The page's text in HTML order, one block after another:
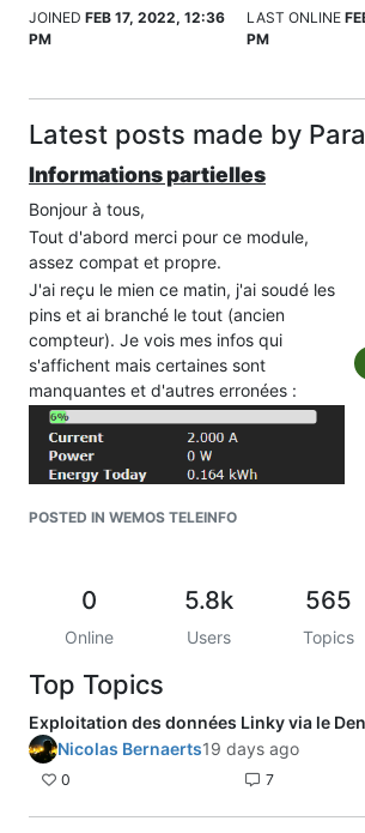
JOINED FEB 17, 2022, 12:36
PM
LAST ONLINE
PM
Latest posts made by
Informations partielles
Bonjour à tous,
Tout d'abord merci pour ce module,
assez compat et propre.
J'ai reçu le mien ce matin, j'ai soudé les
pins et ai branché le tout (ancien
compteur). Je vois mes infos qui
s'affichent mais certaines sont
manquantes et d'autres erronées :
Le courant n'est pas le bon et ne
mais ça ne correspond pas à la
puissance instantanée affichée sur
le compteur. Est-ce l'intensité
apparente, et le compteur affiche
la puissance instantanée active ?
POSTED IN WEMOS TELEINFO
0
Online
5.8k
Users
565
Topics
Top Topics
Exploitation des données Linky via le
Nicolas Bernaerts19 days ago
0 7